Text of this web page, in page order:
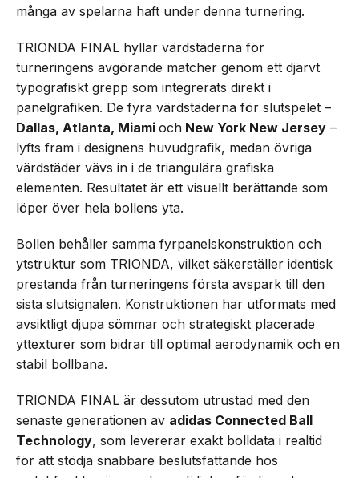
många av spelarna haft under denna turnering.
TRIONDA FINAL hyllar värdstäderna för
turneringens avgörande matcher genom ett djärvt
typografiskt grepp som integrerats direkt i
panelgrafiken. De fyra värdstäderna för slutspelet –
Dallas, Atlanta, Miami och New York New Jersey –
lyfts fram i designens huvudgrafik, medan övriga
värdstäder vävs in i de triangulära grafiska
elementen. Resultatet är ett visuellt berättande som
löper över hela bollens yta.
Bollen behåller samma fyrpanelskonstruktion och
ytstruktur som TRIONDA, vilket säkerställer identisk
prestanda från turneringens första avspark till den
sista slutsignalen. Konstruktionen har utformats med
avsiktligt djupa sömmar och strategiskt placerade
yttexturer som bidrar till optimal aerodynamik och en
stabil bollbana.
TRIONDA FINAL är dessutom utrustad med den
senaste generationen av adidas Connected Ball
Technology, som levererar exakt bolldata i realtid
för att stödja snabbare beslutsfattande hos